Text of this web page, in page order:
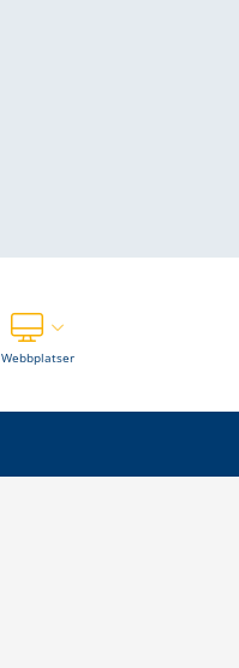
WebbplatserVisa våra andra webbplatser